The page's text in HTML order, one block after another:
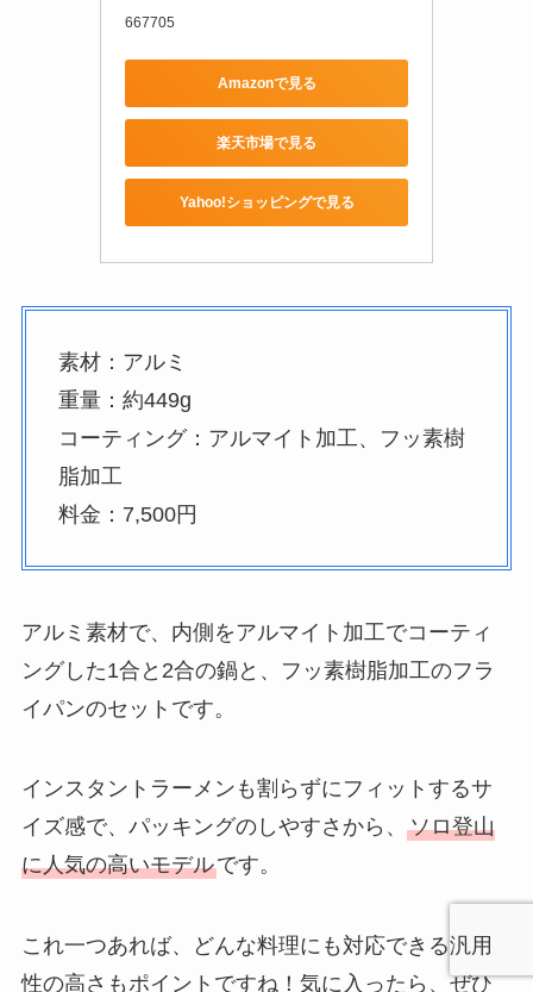
667705
Amazonで見る
楽天市場で見る
Yahoo!ショッピングで見る
素材：アルミ
重量：約449g
コーティング：アルマイト加工、フッ素樹
脂加工
料金：7,500円
アルミ素材で、内側をアルマイト加工でコーティ
ングした1合と2合の鍋と、フッ素樹脂加工のフラ
イパンのセットです。
インスタントラーメンも割らずにフィットするサ
イズ感で、パッキングのしやすさから、 ソロ登山
に人気の高いモデルです。
これ一つあれば、どんな料理にも対応できる汎用
性の高さもポイントですね！気に入ったら、ぜひ